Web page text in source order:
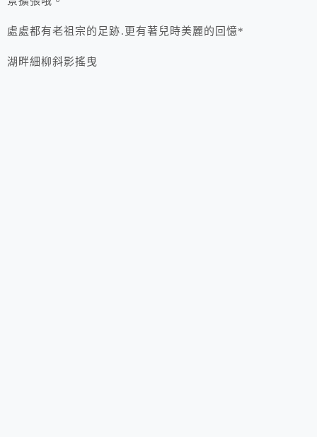
處處都有老祖宗的足跡.更有著兒時美麗的回憶*
湖畔細柳斜影搖曳